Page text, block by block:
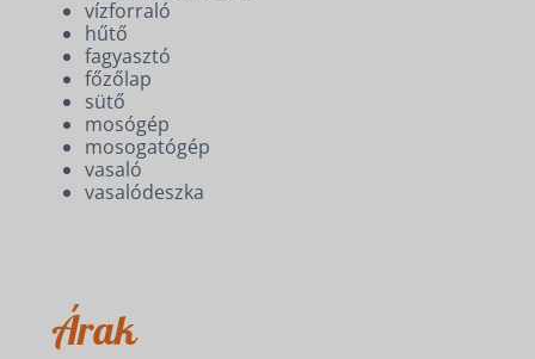
vízforraló
hűtő
fagyasztó
főzőlap
sütő
mosógép
mosogatógép
vasaló
vasalódeszka
Árak